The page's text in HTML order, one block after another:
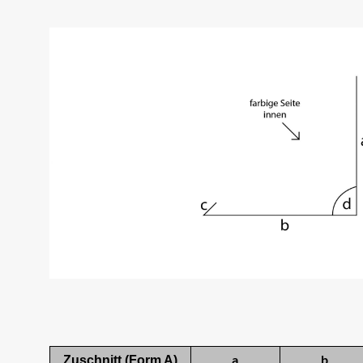
Zuschnitt (Form A) a b